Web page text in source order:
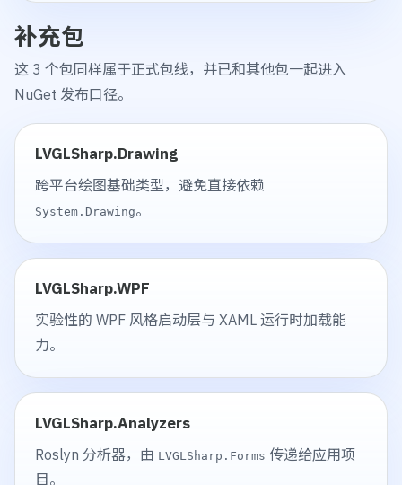
补充包
这 3 个包同样属于正式包线，并已和其他包一起进入
NuGet 发布口径。
LVGLSharp.Drawing
跨平台绘图基础类型，避免直接依赖
System.Drawing。
LVGLSharp.WPF
实验性的 WPF 风格启动层与 XAML 运行时加载能
力。
LVGLSharp.Analyzers
Roslyn 分析器，由 LVGLSharp.Forms 传递给应用项
目。